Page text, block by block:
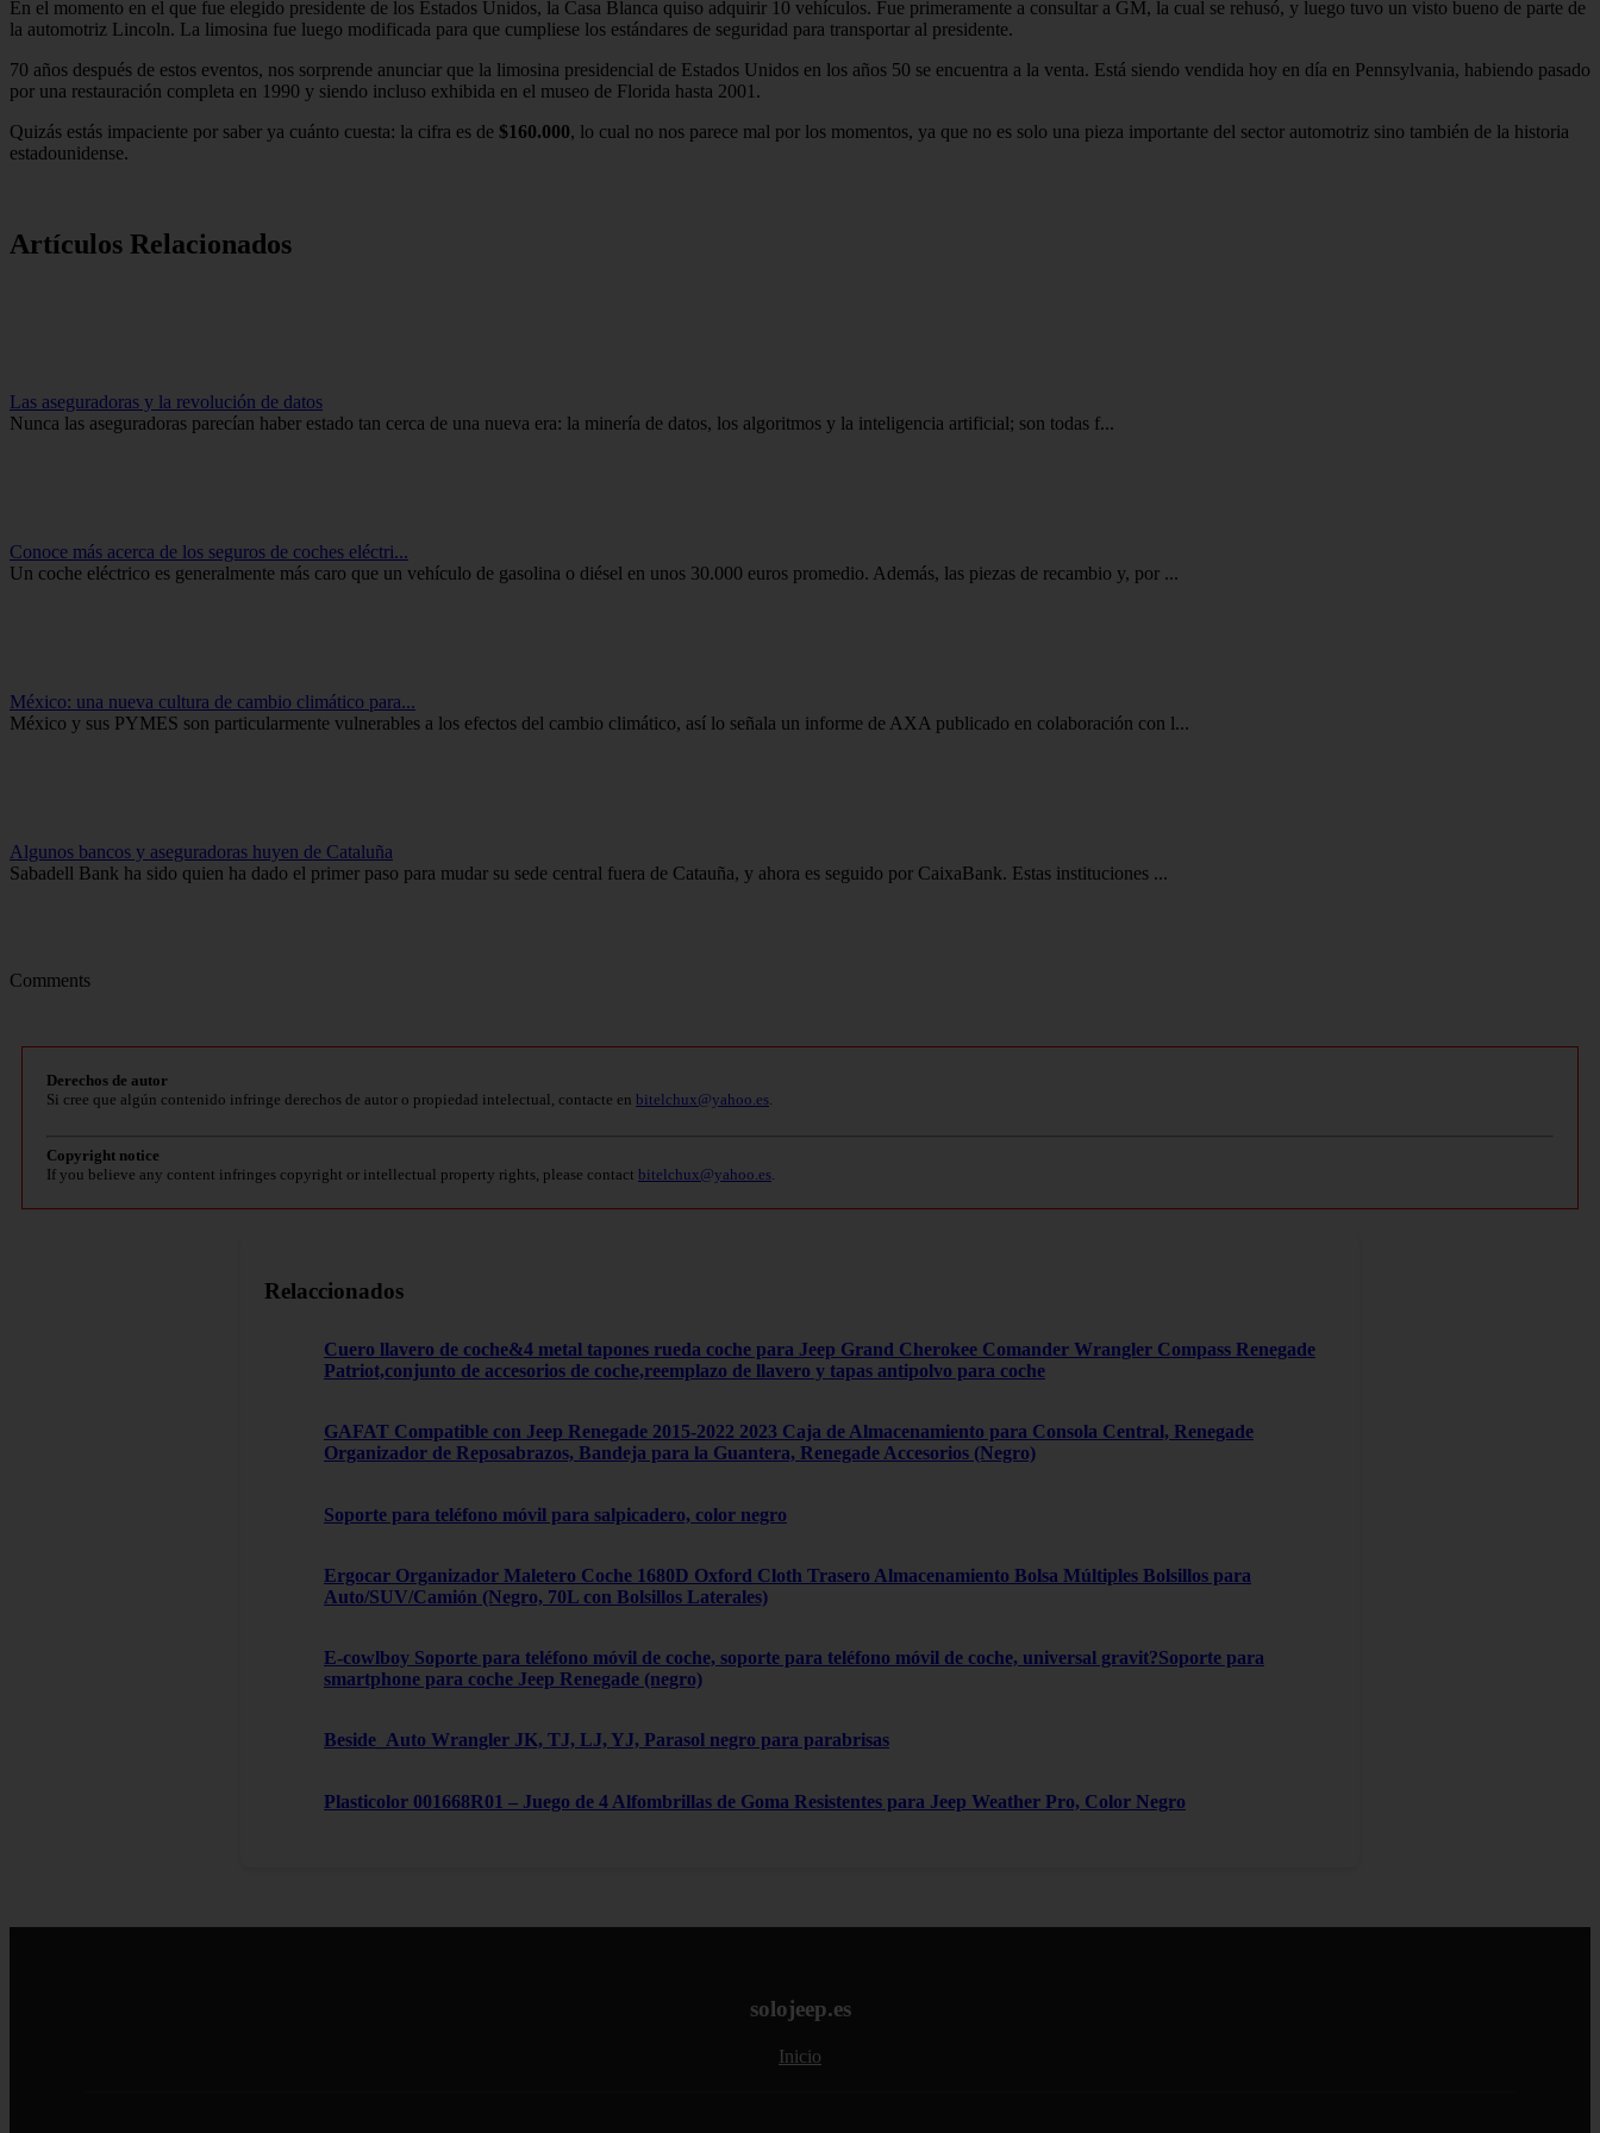
En el momento en el que fue elegido presidente de los Estados Unidos, la Casa Blanca quiso adquirir 10 vehículos. Fue primeramente a consultar a GM, la cual se rehusó, y luego tuvo un visto bueno de parte de
la automotriz Lincoln. La limosina fue luego modificada para que cumpliese los estándares de seguridad para transportar al presidente.
70 años después de estos eventos, nos sorprende anunciar que la limosina presidencial de Estados Unidos en los años 50 se encuentra a la venta. Está siendo vendida hoy en día en Pennsylvania, habiendo pasado
por una restauración completa en 1990 y siendo incluso exhibida en el museo de Florida hasta 2001.
Quizás estás impaciente por saber ya cuánto cuesta: la cifra es de $160.000, lo cual no nos parece mal por los momentos, ya que no es solo una pieza importante del sector automotriz sino también de la historia
estadounidense.
Artículos Relacionados
Las aseguradoras y la revolución de datos
Nunca las aseguradoras parecían haber estado tan cerca de una nueva era: la minería de datos, los algoritmos y la inteligencia artificial; son todas f...
Conoce más acerca de los seguros de coches eléctri...
Un coche eléctrico es generalmente más caro que un vehículo de gasolina o diésel en unos 30.000 euros promedio. Además, las piezas de recambio y, por ...
México: una nueva cultura de cambio climático para...
México y sus PYMES son particularmente vulnerables a los efectos del cambio climático, así lo señala un informe de AXA publicado en colaboración con l...
Algunos bancos y aseguradoras huyen de Cataluña
Sabadell Bank ha sido quien ha dado el primer paso para mudar su sede central fuera de Catauña, y ahora es seguido por CaixaBank. Estas instituciones ...
Comments
Derechos de autor
Si cree que algún contenido infringe derechos de autor o propiedad intelectual, contacte en bitelchux@yahoo.es
Copyright notice
If you believe any content infringes copyright or intellectual property rights, please contact bitelchux@yahoo.es
Relaccionados
Cuero llavero de coche&4 metal tapones rueda coche para Jeep Grand Cherokee Comander Wrangler Compass Renegade
Patriot,conjunto de accesorios de coche,reemplazo de llavero y tapas antipolvo para coche
GAFAT Compatible con Jeep Renegade 2015-2022 2023 Caja de Almacenamiento para Consola Central, Renegade
Organizador de Reposabrazos, Bandeja para la Guantera, Renegade Accesorios (Negro)
Soporte para teléfono móvil para salpicadero, color negro
Ergocar Organizador Maletero Coche 1680D Oxford Cloth Trasero Almacenamiento Bolsa Múltiples Bolsillos para
Auto/SUV/Camión (Negro, 70L con Bolsillos Laterales)
E-cowlboy Soporte para teléfono móvil de coche, soporte para teléfono móvil de coche, universal gravit?Soporte para
smartphone para coche Jeep Renegade (negro)
Beside_Auto Wrangler JK, TJ, LJ, YJ, Parasol negro para parabrisas
Plasticolor 001668R01 – Juego de 4 Alfombrillas de Goma Resistentes para Jeep Weather Pro, Color Negro
solojeep.es
Inicio